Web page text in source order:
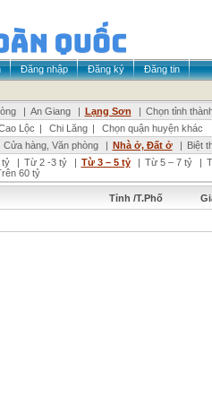
Đăng nhập Đăng ký
Đăng tin
| An Giang | Lạng Sơn | Chọn tỉnh
Lộc | Chi Lăng |
Chọn quận huyện khác
Cửa hàng, Văn phòng | Nhà ở, Đất ở | Biệt
tỷ | Từ 2 -3 tỷ | Từ 3 – 5 tỷ | Từ 5 – 7 tỷ |
60 tỷ
Tỉnh /T.Phố